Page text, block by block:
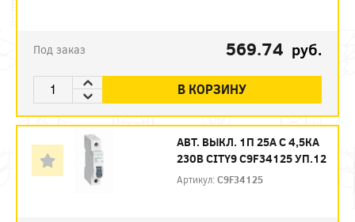
Под заказ 569.74 руб.
В КОРЗИНУ
АВТ. ВЫКЛ. 1П 25А С 4,5КА
230В CITY9 C9F34125 УП.12
Артикул:C9F34125